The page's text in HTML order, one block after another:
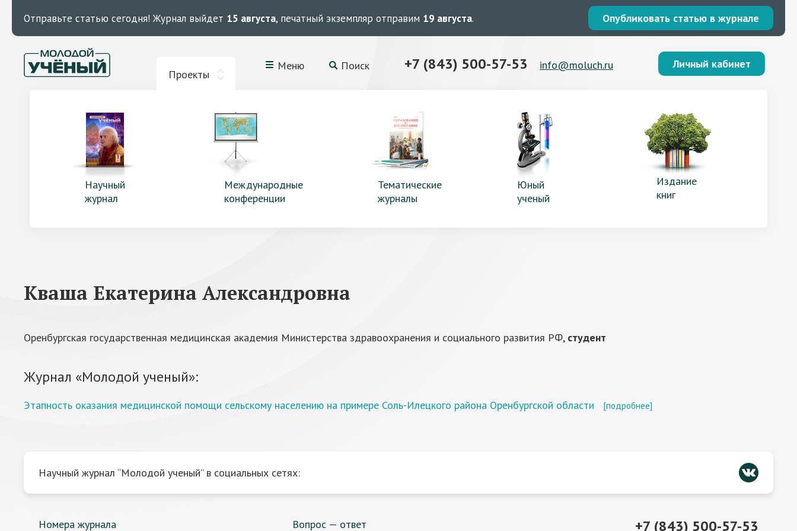
Отправьте статью сегодня! Журнал выйдет 15 августа, печатный экземпляр отправим 19 августа. Опубликовать статью в журнале
Проекты
Меню Поиск +7 (843) 500-57-53 info@moluch.ru Личный кабинет
Научный
журнал
Международные
конференции
Тематические
журналы
Юный
ученый
Издание
книг
Кваша Екатерина Александровна
Оренбургская государственная медицинская академия Министерства здравоохранения и социального развития РФ, студент
Журнал «Молодой ученый»:
Этапность оказания медицинской помощи сельскому населению на примере Соль-Илецкого района Оренбургской области [подробнее]
Научный журнал “Молодой ученый” в социальных сетях:
Номера журнала Вопрос — ответ +7 (843) 500-57-53